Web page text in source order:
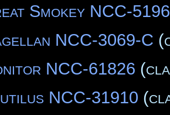
Smokey NCC-
NCC-3069-C
NCC-61826
NCC-31910